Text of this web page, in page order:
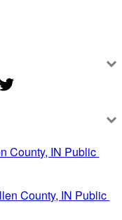
County, IN Public
County, IN Public